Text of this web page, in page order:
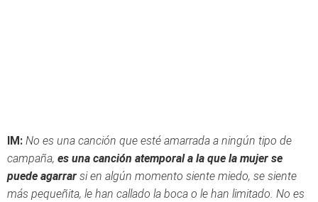
IM: No es una canción que esté amarrada a ningún tipo de
campaña, es una canción atemporal a la que la mujer se
puede agarrar si en algún momento siente miedo, se siente
más pequeñita, le han callado la boca o le han limitado. No es